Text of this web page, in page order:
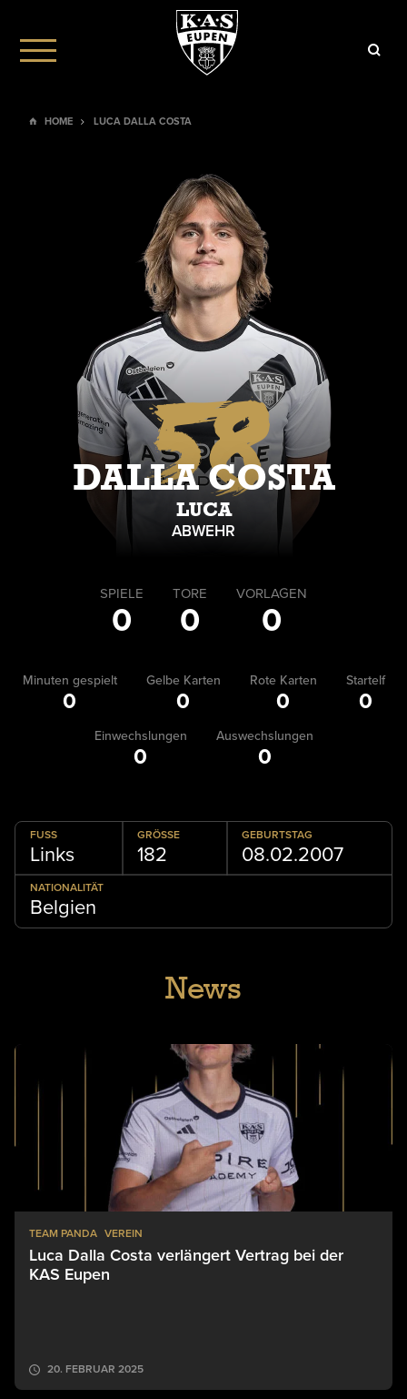
HOME LUCA DALLA COSTA
58
DALLA COSTA
LUCA
ABWEHR
SPIELE
0
TORE
0
VORLAGEN
0
Minuten gespielt
0
Gelbe Karten
0
Rote Karten
0
Startelf
0
Einwechslungen
0
Auswechslungen
0
FUSS
Links
GRÖSSE
182
GEBURTSTAG
08.02.2007
NATIONALITÄT
Belgien
News
TEAM PANDA VEREIN
Luca Dalla Costa verlängert Vertrag bei der
KAS Eupen
20. FEBRUAR 2025